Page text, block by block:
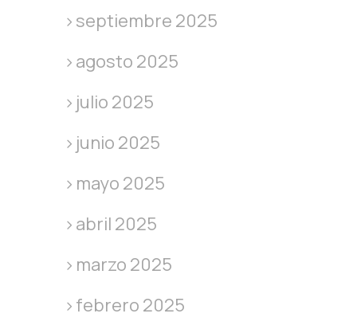
septiembre 2025
agosto 2025
julio 2025
junio 2025
mayo 2025
abril 2025
marzo 2025
febrero 2025